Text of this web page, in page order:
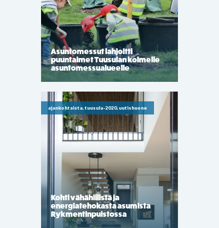
Asuntomessut lahjoitti
puuntaimet Tuusulan kolmelle
asuntomessualueelle
ajankohtaista, tuusula-2020, uutishuone
Kohti vähähiilistä ja
energiatehokasta asumista
Rykmentinpuistossa